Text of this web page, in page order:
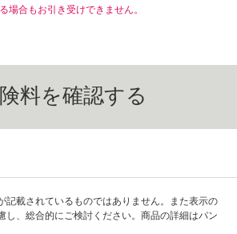
合もお引き受けできません。
料を確認する
記載されているものではありません。また表示の
し、総合的にご検討ください。商品の詳細はパン